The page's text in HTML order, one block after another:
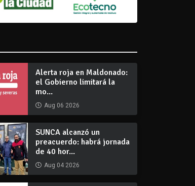
Alerta roja en Maldonado:
el Gobierno limitará la
mo...
Aug 06 2026
SUNCA alcanzó un
preacuerdo: habrá jornada
de 40 hor...
Aug 04 2026